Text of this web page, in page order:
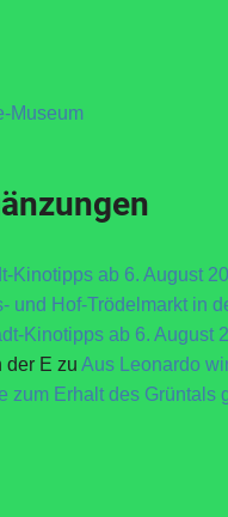
Kinotipps ab 6. August
und Hof-Trödelmarkt in
Kinotipps ab 6. August
der E zu Aus Leonardo
zum Erhalt des Grüntals